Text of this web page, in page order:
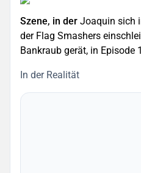
Szene, in der Joaquin sich
der Flag Smashers
Bankraub gerät, in Episode
In der Realität